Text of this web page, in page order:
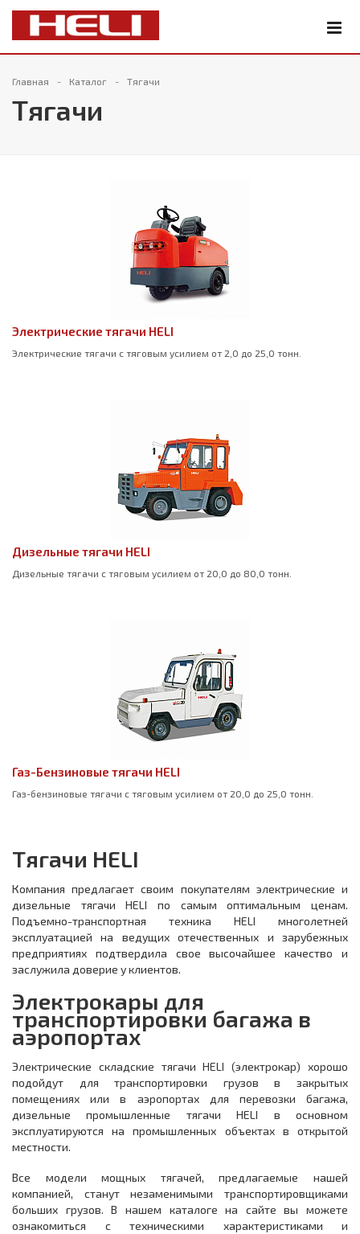
Главная Каталог Тягачи
Тягачи
Электрические тягачи HELI
Электрические тягачи с тяговым усилием от 2,0 до 25,0 тонн.
Дизельные тягачи HELI
Дизельные тягачи с тяговым усилием от 20,0 до 80,0 тонн.
Газ-Бензиновые тягачи HELI
Газ-бензиновые тягачи с тяговым усилием от 20,0 до 25,0 тонн.
Тягачи HELI
Компания предлагает своим покупателям электрические и
дизельные тягачи HELI по самым оптимальным ценам.
Подъемно-транспортная техника HELI многолетней
эксплуатацией на ведущих отечественных и зарубежных
предприятиях подтвердила свое высочайшее качество и
заслужила доверие у клиентов.
Электрокары для
транспортировки багажа в
аэропортах
Электрические складские тягачи HELI (электрокар) хорошо
подойдут для транспортировки грузов в закрытых
помещениях или в аэропортах для перевозки багажа,
дизельные промышленные тягачи HELI в основном
эксплуатируются на промышленных объектах в открытой
местности.
Все модели мощных тягачей, предлагаемые нашей
компанией, станут незаменимыми транспортировщиками
больших грузов. В нашем каталоге на сайте вы можете
ознакомиться с техническими характеристиками и